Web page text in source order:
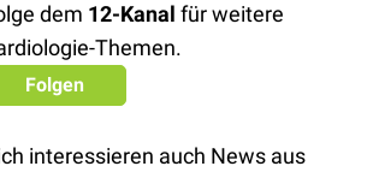
dem 12-Kanal für weitere
Themen.
Folgen
interessieren auch News aus